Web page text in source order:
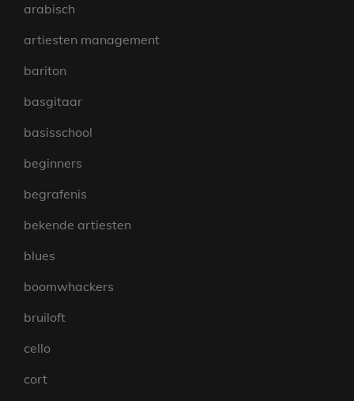
arabisch
artiesten management
bariton
basgitaar
basisschool
beginners
begrafenis
bekende artiesten
blues
boomwhackers
bruiloft
cello
cort